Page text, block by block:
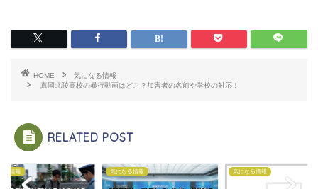
HOME
気になる情報
真岡北陵高校の暴行動画はどこ？加害者の名前や学校の対応！
RELATED POST
る情報 気になる情報 気になる情報